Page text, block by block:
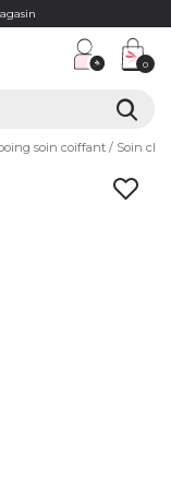
0
soin coiffant Soin